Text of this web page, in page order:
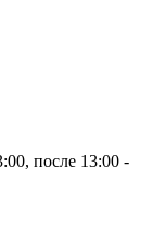
после 13:00 -